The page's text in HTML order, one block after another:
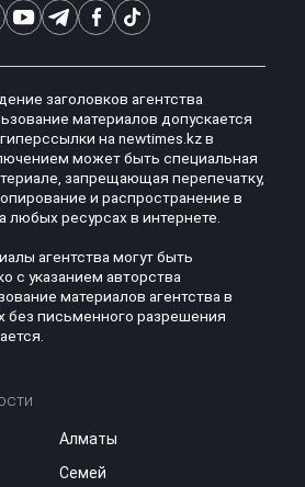
заголовков агентства
материалов допускается
на newtimes.kz в
может быть специальная
запрещающая перепечатку,
и распространение в
ресурсах в интернете.
агентства могут быть
с указанием авторства
материалов агентства в
без письменного разрешения
Алматы
Семей